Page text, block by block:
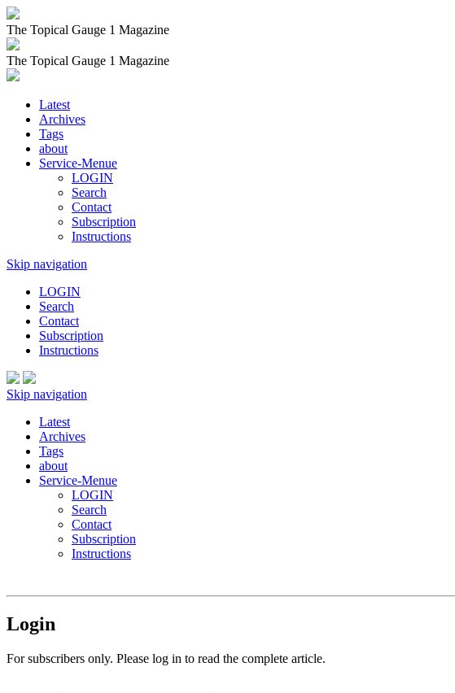
The Topical Gauge 1 Magazine
The Topical Gauge 1 Magazine
Latest
Archives
Tags
about
Service-Menue
LOGIN
Search
Contact
Subscription
Instructions
Skip navigation
LOGIN
Search
Contact
Subscription
Instructions
Skip navigation
Latest
Archives
Tags
about
Service-Menue
LOGIN
Search
Contact
Subscription
Instructions
Login
For subscribers only. Please log in to read the complete article.